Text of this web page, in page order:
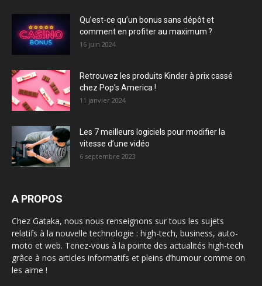
Qu’est-ce qu’un bonus sans dépôt et
comment en profiter au maximum ?
16 juin 2024
Retrouvez les produits Kinder à prix cassé
chez Pop’s America !
11 janvier 2024
Les 7 meilleurs logiciels pour modifier la
vitesse d’une vidéo
6 septembre 2023
A PROPOS
Chez Gataka, nous nous renseignons sur tous les sujets
relatifs à la nouvelle technologie : high-tech, business, auto-
moto et web. Tenez-vous à la pointe des actualités high-tech
grâce à nos articles informatifs et pleins d’humour comme on
les aime !